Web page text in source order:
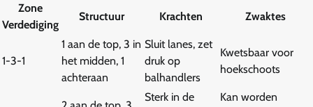
Zone
Verdediging
Structuur Krachten Zwaktes
1-3-1
1 aan de top, 3 in
het midden, 1
achteraan
Sluit lanes, zet
druk op
balhandlers
Kwetsbaar voor
hoekschoots
Sterk in de
Kan worden